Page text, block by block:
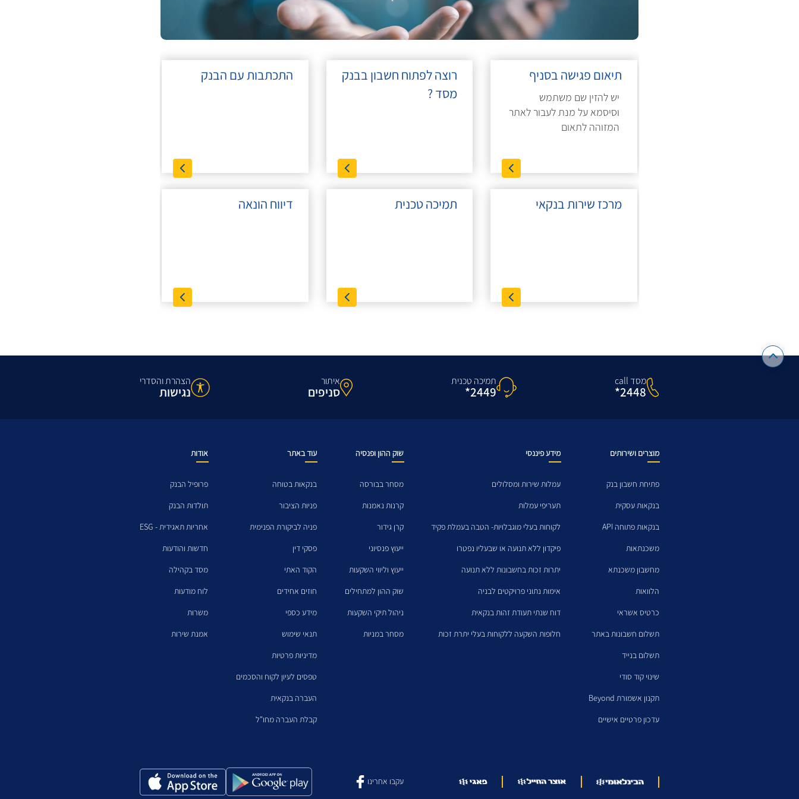
תיאום פגישה בסניף
יש להזין שם משתמש
וסיסמא על מנת לעבור לאתר
המזוהה לתאום
רוצה לפתוח חשבון בבנק
מסד ?
התכתבות עם הבנק
מרכז שירות בנקאי תמיכה טכנית דיווח הונאה
מסד call
2448*
תמיכה טכנית
2449*
איתור
סניפים
הצהרת והסדרי
נגישות
מוצרים ושירותים
פתיחת חשבון בנק
בנקאות עסקית
בנקאות פתוחה API
משכנתאות
מחשבון משכנתא
הלוואות
כרטיס אשראי
תשלום חשבונות באתר
תשלום בנייד
שינוי קוד סודי
תקנון אשמורת Beyond
עדכון פרטיים אישיים
מידע פיננסי
עמלות שירות ומסלולים
תעריפי עמלות
לקוחות בעלי מוגבלויות- הטבה בעמלת פקיד
פיקדון ללא תנועה או שבעליו נפטרו
יתרות זכות בחשבונות ללא תנועה
אימות נתוני פרויקטים לבניה
דוח שנתי תעודת זהות בנקאית
חלופות השקעה ללקוחות בעלי יתרת זכות
שוק ההון ופנסיה
מסחר בבורסה
קרנות נאמנות
קרן גידור
ייעוץ פנסיוני
ייעוץ וליווי השקעות
שוק ההון למתחילים
ניהול תיקי השקעות
מסחר במניות
עוד באתר
בנקאות בטוחה
פניות הציבור
פניה לביקורת הפנימית
פסקי דין
הקוד האתי
חוזים אחידים
מידע כספי
תנאי שימוש
מדיניות פרטיות
טפסים לעיון לקוח והסכמים
העברה בנקאית
קבלת העברה מחו"ל
אודות
פרופיל הבנק
תולדות הבנק
אחריות תאגידית - ESG
חדשות והודעות
מסד בקהילה
לוח מודעות
משרות
אמנת שירות
עקבו אחרינו